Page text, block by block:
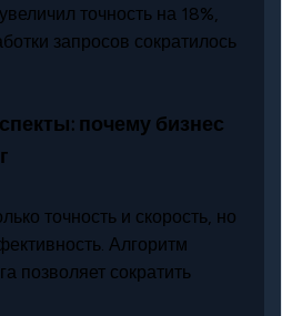
точность на 18%,
запросов сократилось
почему бизнес
точность и скорость, но
Алгоритм
позволяет сократить